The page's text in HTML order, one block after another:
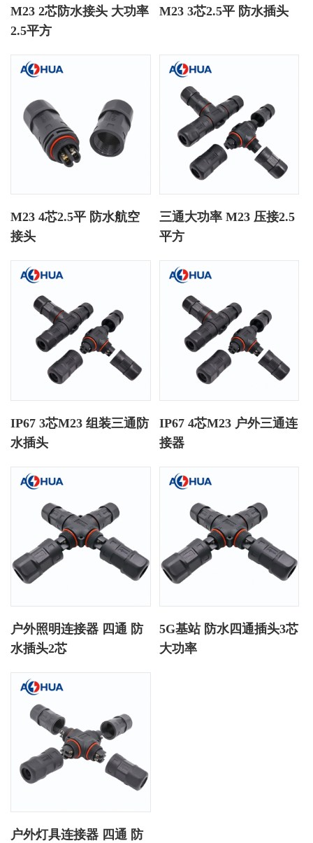
M23 2芯防水接头 大功率
2.5平方
M23 3芯2.5平 防水插头
M23 4芯2.5平 防水航空
接头
三通大功率 M23 压接2.5
平方
IP67 3芯M23 组装三通防
水插头
IP67 4芯M23 户外三通连
接器
户外照明连接器 四通 防
水插头2芯
5G基站 防水四通插头3芯
大功率
户外灯具连接器 四通 防